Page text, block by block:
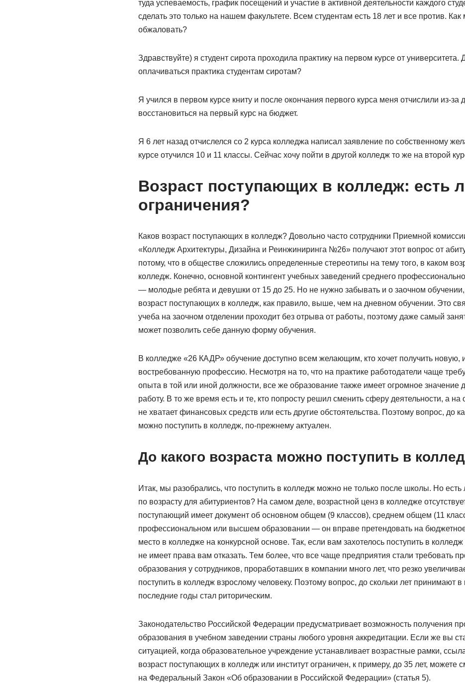
туда успеваемость, график посещений и участие в активной деятельности каждого
сделать это только на нашем факультете. Всем студентам есть 18 лет и все против. Как
обжаловать?
Здравствуйте) я студент сирота проходила практику на первом курсе от университета.
оплачиваться практика студентам сиротам?
Я учился в первом курсе книту и после окончания первого курса меня отчислили из-за
восстановиться на первый курс на бюджет.
Я 6 лет назад отчислелся со 2 курса колледжа написал заявление по собственному
курсе отучился 10 и 11 классы. Сейчас хочу пойти в другой колледж то же на второй
Возраст поступающих в колледж: есть
ограничения?
Каков возраст поступающих в колледж? Довольно часто сотрудники Приемной
«Колледж Архитектуры, Дизайна и Реинжиниринга №26» получают этот вопрос от
потому, что в обществе сложились определенные стереотипы на тему того, в каком
колледж. Конечно, основной контингент учебных заведений среднего
— молодые ребята и девушки от 15 до 25. Но не нужно забывать и о заочном обучении,
возраст поступающих в колледж, как правило, выше, чем на дневном обучении. Это
учеба на заочном отделении проходит без отрыва от работы, поэтому даже самый
может позволить себе данную форму обучения.
В колледже «26 КАДР» обучение доступно всем желающим, кто хочет получить новую,
востребованную профессию. Несмотря на то, что на практике работодатели чаще
опыта в той или иной должности, все же образование также имеет огромное значение
работу. В то же время есть и те, кто попросту решил сменить сферу деятельности, а на
не хватает финансовых средств или есть другие обстоятельства. Поэтому вопрос, до
можно поступить в колледж, по-прежнему актуален.
До какого возраста можно поступить в
Итак, мы разобрались, что поступить в колледж можно не только после школы. Но есть
по возрасту для абитуриентов? На самом деле, возрастной ценз в колледже
поступающий имеет документ об основном общем (9 классов), среднем общем (11
профессиональном или высшем образовании — он вправе претендовать на
место в колледже на конкурсной основе. Так, если вам захотелось поступить в
не имеет права вам отказать. Тем более, что все чаще предприятия стали требовать
образования у сотрудников, проработавших в компании много лет, что резко
поступить в колледж взрослому человеку. Поэтому вопрос, до скольки лет принимают в
последние годы стал риторическим.
Законодательство Российской Федерации предусматривает возможность получения
образования в учебном заведении страны любого уровня аккредитации. Если же вы
ситуацией, когда образовательное учреждение устанавливает возрастные рамки,
возраст поступающих в колледж или институт ограничен, к примеру, до 35 лет, можете
на Федеральный Закон «Об образовании в Российской Федерации» (статья 5).